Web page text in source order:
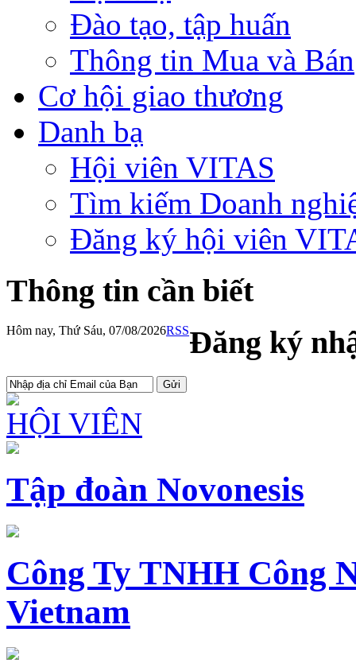
Đào tạo, tập huấn
Thông tin Mua và Bán
Cơ hội giao thương
Danh bạ
Hội viên VITAS
Tìm kiếm Doanh
Đăng ký hội viên
Thông tin cần biết
Hôm nay, Thứ Sáu, 07/08/2026RSSĐăng ký
HỘI VIÊN
Tập đoàn Novonesis
Công Ty TNHH Công
Vietnam